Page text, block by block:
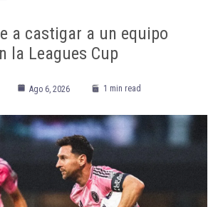
a castigar a un equipo
la Leagues Cup
Ago 6, 2026 1 min read